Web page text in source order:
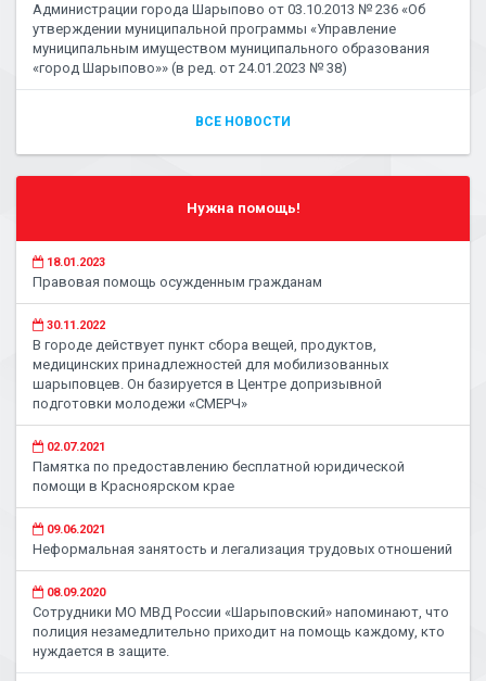
Администрации города Шарыпово от 03.10.2013 № 236 «Об
утверждении муниципальной программы «Управление
муниципальным имуществом муниципального образования
«город Шарыпово»» (в ред. от 24.01.2023 № 38)
ВСЕ НОВОСТИ
Нужна помощь!
18.01.2023
Правовая помощь осужденным гражданам
30.11.2022
В городе действует пункт сбора вещей, продуктов,
медицинских принадлежностей для мобилизованных
шарыповцев. Он базируется в Центре допризывной
подготовки молодежи «СМЕРЧ»
02.07.2021
Памятка по предоставлению бесплатной юридической
помощи в Красноярском крае
09.06.2021
Неформальная занятость и легализация трудовых отношений
08.09.2020
Сотрудники МО МВД России «Шарыповский» напоминают, что
полиция незамедлительно приходит на помощь каждому, кто
нуждается в защите.